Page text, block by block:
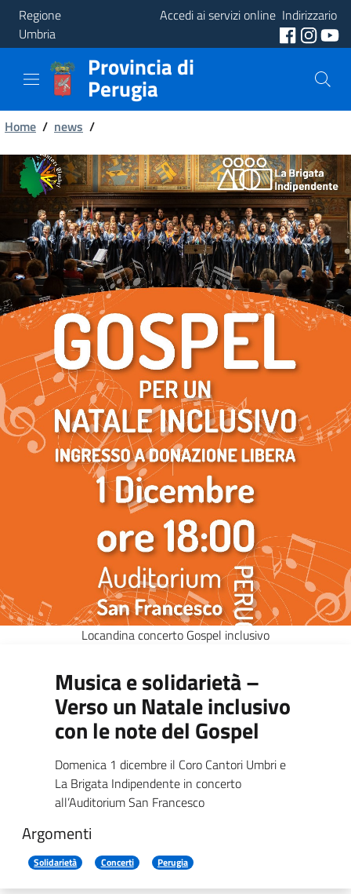
Regione
Umbria
Accedi ai servizi online Indirizzario
Provincia
Aree
Tematiche
Servizi
Provincia di
Perugia
Briciole
di
pane
Home / news /
Locandina concerto Gospel inclusivo
Musica e solidarietà –
Verso un Natale inclusivo
con le note del Gospel
Domenica 1 dicembre il Coro Cantori Umbri e
La Brigata Indipendente in concerto
all’Auditorium San Francesco
Argomenti
Solidarietà Concerti Perugia